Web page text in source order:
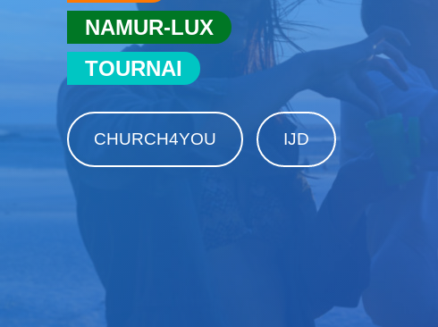
NAMUR-LUX
TOURNAI
CHURCH4YOU IJD